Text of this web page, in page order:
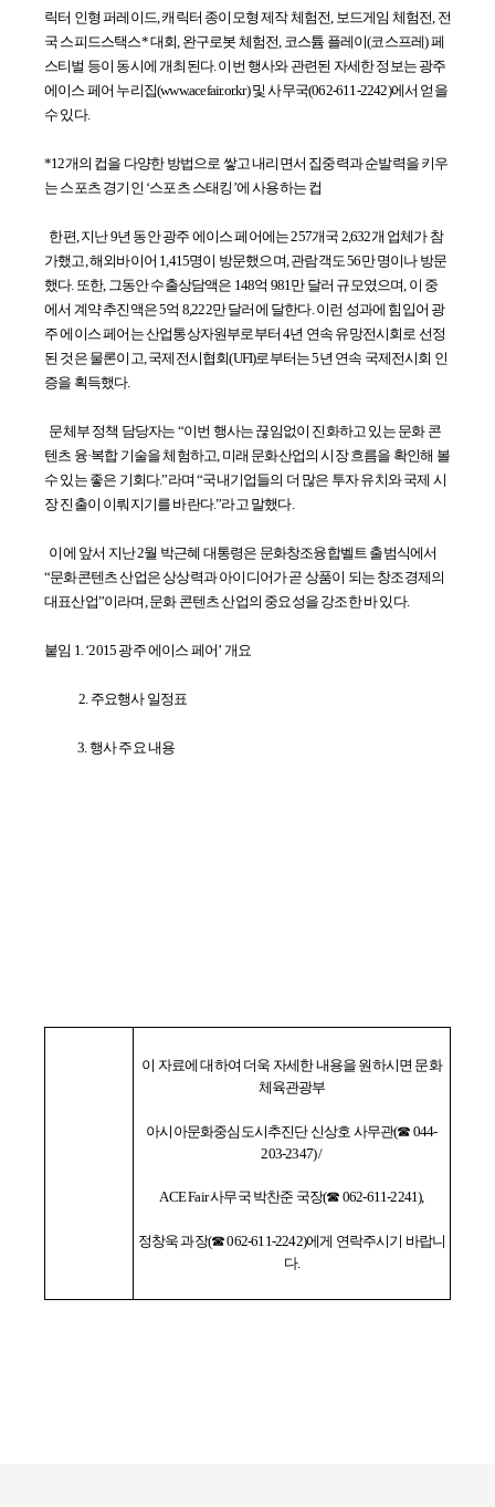
릭터 인형 퍼레이드, 캐릭터 종이모형 제작 체험전, 보드게임 체험전, 전
국 스피드스택스* 대회, 완구로봇 체험전, 코스튬 플레이(코스프레) 페
스티벌 등이 동시에 개최된다. 이번 행사와 관련된 자세한 정보는 광주
에이스 페어 누리집(www.acefair.or.kr) 및 사무국(062-611-2242)에서 얻을
수 있다.
*12개의 컵을 다양한 방법으로 쌓고 내리면서 집중력과 순발력을 키우
는 스포츠 경기인 ‘스포츠 스태킹’에 사용하는 컵
한편, 지난 9년 동안 광주 에이스 페어에는 257개국 2,632개 업체가 참
가했고, 해외바이어 1,415명이 방문했으며, 관람객도 56만 명이나 방문
했다.또한, 그동안 수출상담액은 148억 981만 달러 규모였으며, 이 중
에서 계약추진액은 5억 8,222만 달러에 달한다. 이런 성과에 힘입어 광
주 에이스페어는 산업통상자원부로부터 4년 연속 유망전시회로 선정
된 것은 물론이고,국제전시협회(UFI)로부터는 5년 연속 국제전시회 인
증을 획득했다.
문체부 정책 담당자는 “이번 행사는 끊임없이 진화하고 있는 문화 콘
텐츠 융·복합 기술을 체험하고, 미래 문화산업의 시장 흐름을 확인해 볼
수 있는좋은 기회다.”라며 “국내기업들의 더 많은 투자 유치와 국제 시
장 진출이 이뤄지기를 바란다.”라고 말했다.
이에 앞서 지난 2월 박근혜 대통령은 문화창조융합벨트 출범식에서
“문화콘텐츠 산업은 상상력과 아이디어가 곧 상품이 되는 창조경제의
대표산업”이라며, 문화 콘텐츠 산업의 중요성을 강조한 바 있다.
붙임 1. ‘2015 광주 에이스 페어’ 개요
2. 주요행사 일정표
3. 행사 주요 내용
이 자료에 대하여 더욱 자세한 내용을 원하시면 문화
체육관광부
아시아문화중심도시추진단 신상호 사무관(☎ 044-
203-2347) /
ACE Fair 사무국 박찬준 국장(☎ 062-611-2241),
정창욱 과장(☎ 062-611-2242)에게 연락주시기 바랍니
다.